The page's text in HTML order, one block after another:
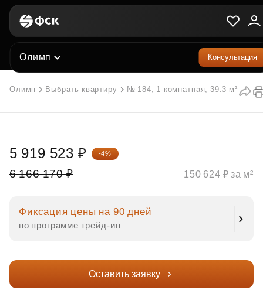
Олимп Консультация
Олимп Выбрать квартиру № 184, 1-комнатная, 39.3 м²
6 166 170 ₽
5 919 523 ₽ -4%
Фиксация цены на 90 дней
по программе трейд‑ин
150 624 ₽ за м²
Оставить заявку